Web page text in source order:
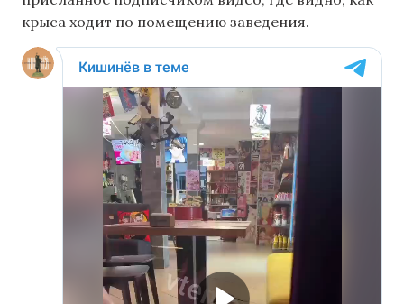
крыса ходит по помещению заведения.